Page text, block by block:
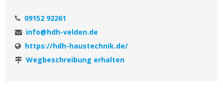
09152 92261
info@hdh-velden.de
https://hdh-haustechnik.de/
Wegbeschreibung erhalten